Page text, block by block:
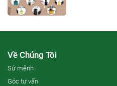
Về Chúng Tôi
Sứ mệnh
Góc tư vấn